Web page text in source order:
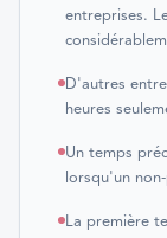
entreprises.
D'autres
heures
Un temps
lorsqu'un
La première